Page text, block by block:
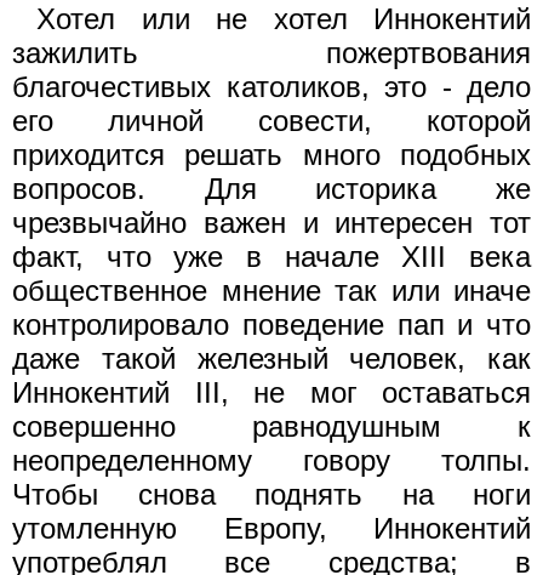
Хотел или не хотел Иннокентий
зажилить пожертвования
благочестивых католиков, это - дело
его личной совести, которой
приходится решать много подобных
вопросов. Для историка же
чрезвычайно важен и интересен тот
факт, что уже в начале XIII века
общественное мнение так или иначе
контролировало поведение пап и что
даже такой железный человек, как
Иннокентий III, не мог оставаться
совершенно равнодушным к
неопределенному говору толпы.
Чтобы снова поднять на ноги
утомленную Европу, Иннокентий
употреблял все средства; в